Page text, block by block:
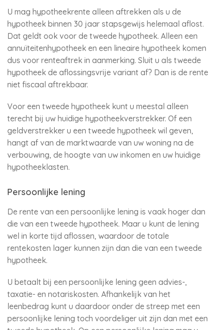
U mag hypotheekrente alleen aftrekken als u de
hypotheek binnen 30 jaar stapsgewijs helemaal aflost.
Dat geldt ook voor de tweede hypotheek. Alleen een
annuïteitenhypotheek en een lineaire hypotheek komen
dus voor renteaftrek in aanmerking. Sluit u als tweede
hypotheek de aflossingsvrije variant af? Dan is de rente
niet fiscaal aftrekbaar.
Voor een tweede hypotheek kunt u meestal alleen
terecht bij uw huidige hypotheekverstrekker. Of een
geldverstrekker u een tweede hypotheek wil geven,
hangt af van de marktwaarde van uw woning na de
verbouwing, de hoogte van uw inkomen en uw huidige
hypotheeklasten.
Persoonlijke lening
De rente van een persoonlijke lening is vaak hoger dan
die van een tweede hypotheek. Maar u kunt de lening
wel in korte tijd aflossen, waardoor de totale
rentekosten lager kunnen zijn dan die van een tweede
hypotheek.
U betaalt bij een persoonlijke lening geen advies-,
taxatie- en notariskosten. Afhankelijk van het
leenbedrag kunt u daardoor onder de streep met een
persoonlijke lening toch voordeliger uit zijn dan met een